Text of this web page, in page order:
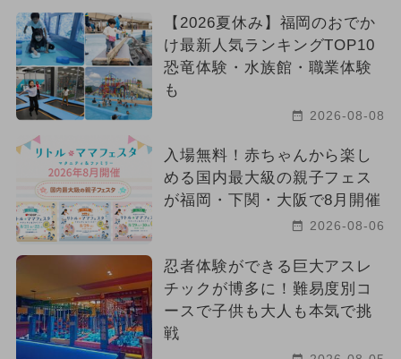
【2026夏休み】福岡のおでか
け最新人気ランキングTOP10
恐竜体験・水族館・職業体験
も
2026-08-08
入場無料！赤ちゃんから楽し
める国内最大級の親子フェス
が福岡・下関・大阪で8月開催
2026-08-06
忍者体験ができる巨大アスレ
チックが博多に！難易度別コ
ースで子供も大人も本気で挑
戦